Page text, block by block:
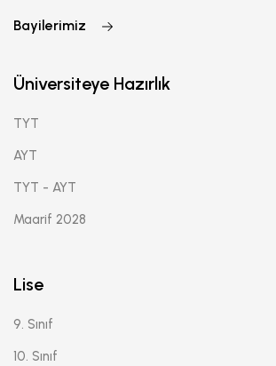
Bayilerimiz
Üniversiteye Hazırlık
TYT
AYT
TYT - AYT
Maarif 2028
Lise
9. Sınıf
10. Sınıf